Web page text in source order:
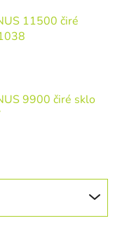
11500 čiré
9900 čiré sklo